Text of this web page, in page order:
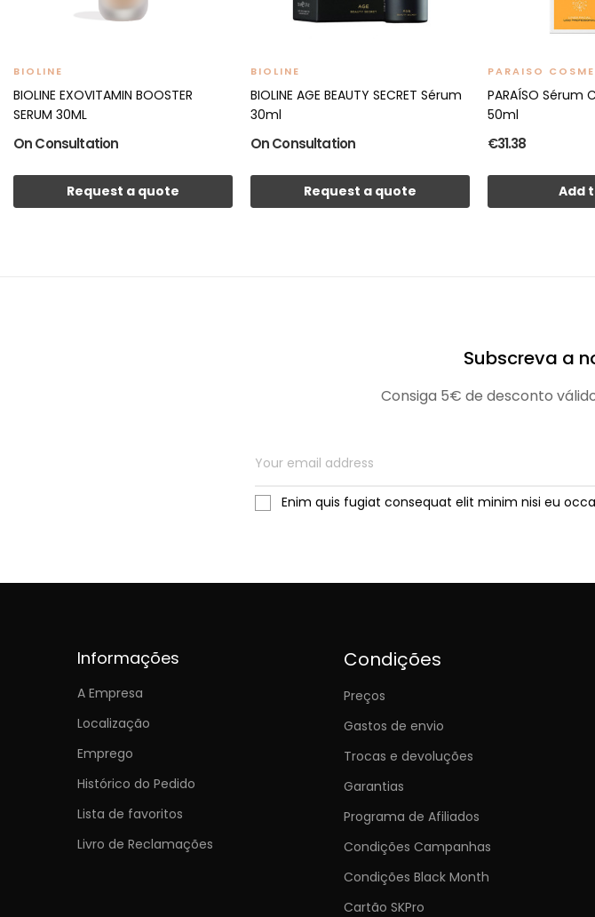
BIOLINE
BIOLINE EXOVITAMIN BOOSTER
SERUM 30ML
On Consultation
Request a quote
BIOLINE
BIOLINE AGE BEAUTY SECRET Sérum
30ml
On Consultation
Request a quote
PARAISO
PARAÍSO Sérum
50ml
€31.38
Add
Subscreva a
Consiga 5€ de desconto
Enim quis fugiat consequat elit minim nisi eu
Informações
A Empresa
Localização
Emprego
Histórico do Pedido
Lista de favoritos
Livro de Reclamações
Condições
Preços
Gastos de envio
Trocas e devoluções
Garantias
Programa de Afiliados
Condições Campanhas
Condições Black Month
Cartão SKPro